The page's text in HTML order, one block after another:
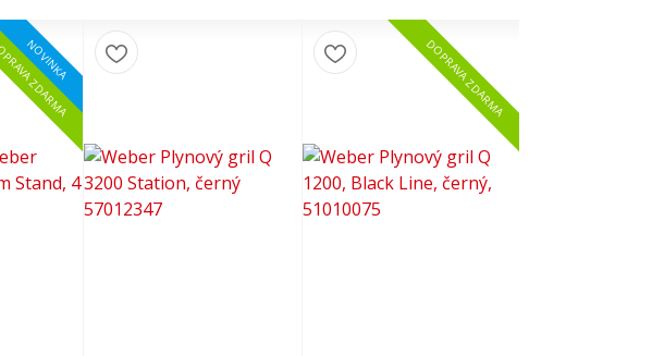
NOVINKA
ZDARMA DOPRAVA ZDARMA